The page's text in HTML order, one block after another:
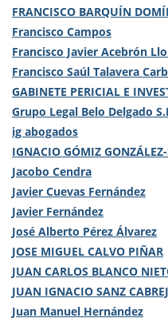
FRANCISCO BARQUÍN
Francisco Campos
Francisco Javier Acebrón
Francisco Saúl Talavera
GABINETE PERICIAL E
Grupo Legal Belo Delgado
ig abogados
IGNACIO GÓMIZ
Jacobo Cendra
Javier Cuevas Fernández
Javier Fernández
José Alberto Pérez Álvarez
JOSE MIGUEL CALVO PIÑAR
JUAN CARLOS BLANCO
JUAN IGNACIO SANZ
Juan Manuel Hernández